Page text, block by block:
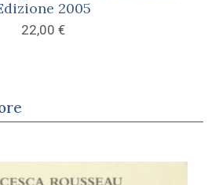
2005
22,00 €